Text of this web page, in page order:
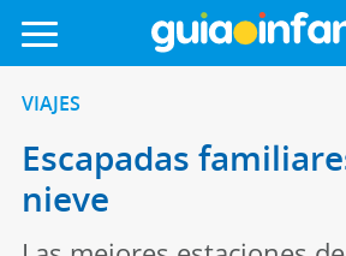
VIAJES
Escapadas
nieve